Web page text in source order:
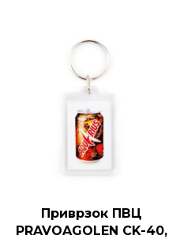
Приврзок ПВЦ
PRAVOAGOLEN CK-40,